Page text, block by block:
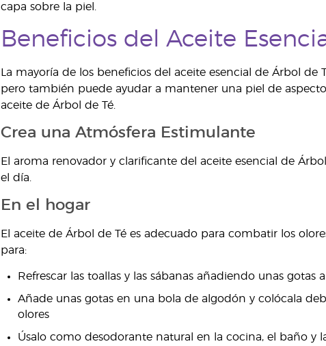
capa sobre la piel.
Beneficios del Aceite
La mayoría de los beneficios del aceite esencial de Árbol
pero también puede ayudar a mantener una piel de
aceite de Árbol de Té.
Crea una Atmósfera Estimulante
El aroma renovador y clarificante del aceite esencial de
el día.
En el hogar
El aceite de Árbol de Té es adecuado para combatir los
para:
Refrescar las toallas y las sábanas añadiendo unas
Añade unas gotas en una bola de algodón y colócala
olores
Úsalo como desodorante natural en la cocina, el baño y